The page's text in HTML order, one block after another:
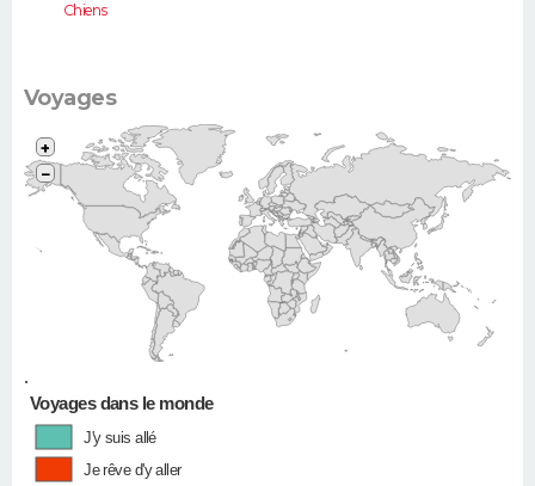
Chiens
Voyages
•
+
−
Voyages dans le monde
J'y suis allé
Je rêve d'y aller